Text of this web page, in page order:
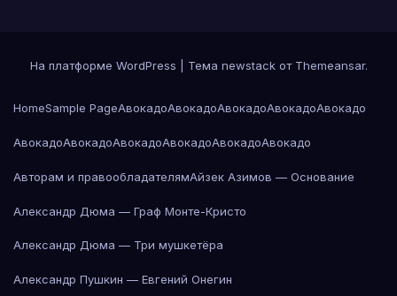
На платформе WordPress Тема newstack от Themeansar.
HomeSample PageАвокадоАвокадоАвокадоАвокадоАвокадо
АвокадоАвокадоАвокадоАвокадоАвокадоАвокадо
Авторам и правообладателямАйзек Азимов — Основание
Александр Дюма — Граф Монте-Кристо
Александр Дюма — Три мушкетёра
Александр Пушкин — Евгений Онегин